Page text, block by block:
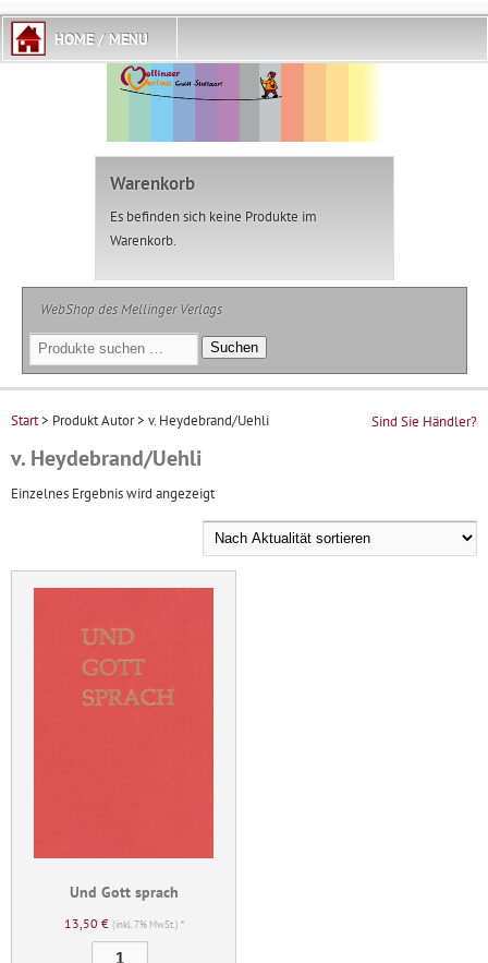
Warenkorb
Es befinden sich keine Produkte im
Warenkorb.
WebShop des Mellinger Verlags
Suchen
nach:
Suchen
Start> Produkt Autor > v. Heydebrand/Uehli Sind Sie Händler?
v. Heydebrand/Uehli
Einzelnes Ergebnis wird angezeigt
Und Gott sprach
13,50 € (inkl. 7% MwSt.) *